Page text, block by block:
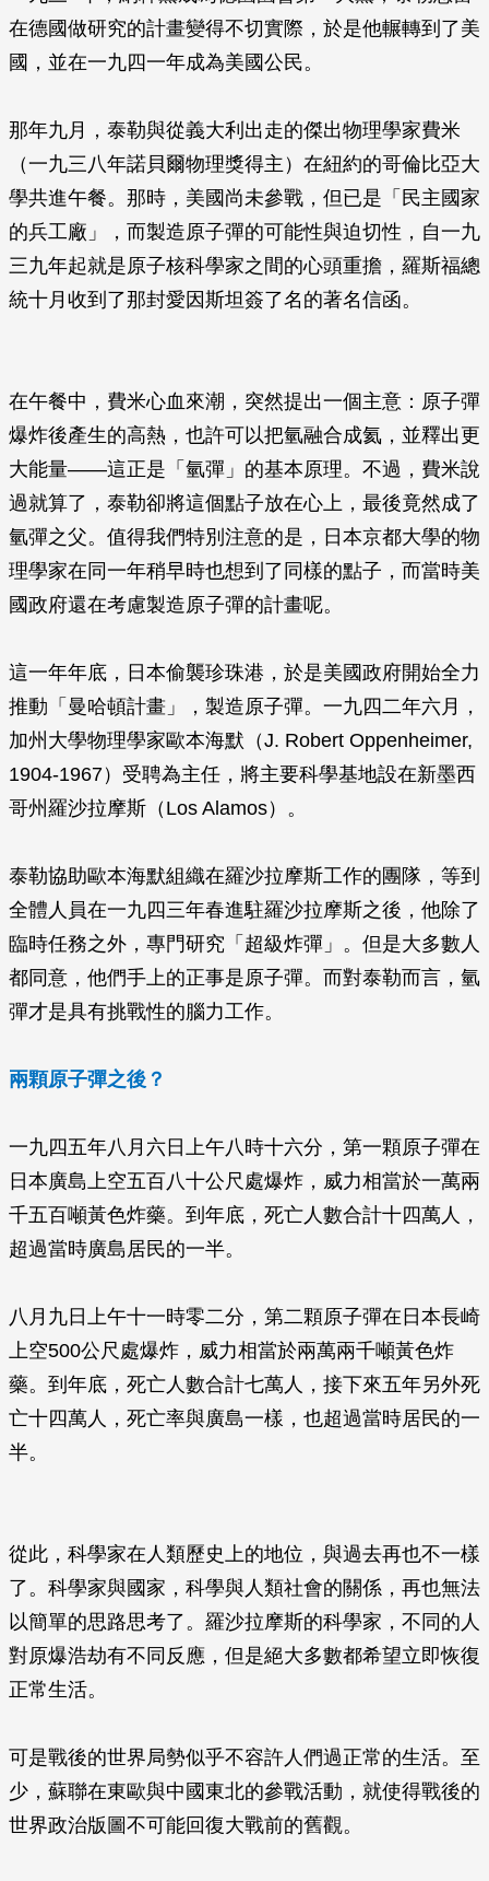
在德國做研究的計畫變得不切實際，於是他輾轉到了美
國，並在一九四一年成為美國公民。
那年九月，泰勒與從義大利出走的傑出物理學家費米
（一九三八年諾貝爾物理獎得主）在紐約的哥倫比亞大
學共進午餐。那時，美國尚未參戰，但已是「民主國家
的兵工廠」，而製造原子彈的可能性與迫切性，自一九
三九年起就是原子核科學家之間的心頭重擔，羅斯福總
統十月收到了那封愛因斯坦簽了名的著名信函。
在午餐中，費米心血來潮，突然提出一個主意：原子彈
爆炸後產生的高熱，也許可以把氫融合成氦，並釋出更
大能量——這正是「氫彈」的基本原理。不過，費米說
過就算了，泰勒卻將這個點子放在心上，最後竟然成了
氫彈之父。值得我們特別注意的是，日本京都大學的物
理學家在同一年稍早時也想到了同樣的點子，而當時美
國政府還在考慮製造原子彈的計畫呢。
這一年年底，日本偷襲珍珠港，於是美國政府開始全力
推動「曼哈頓計畫」，製造原子彈。一九四二年六月，
加州大學物理學家歐本海默（J. Robert Oppenheimer,
1904-1967）受聘為主任，將主要科學基地設在新墨西
哥州羅沙拉摩斯（Los Alamos）。
泰勒協助歐本海默組織在羅沙拉摩斯工作的團隊，等到
全體人員在一九四三年春進駐羅沙拉摩斯之後，他除了
臨時任務之外，專門研究「超級炸彈」。但是大多數人
都同意，他們手上的正事是原子彈。而對泰勒而言，氫
彈才是具有挑戰性的腦力工作。
兩顆原子彈之後？
一九四五年八月六日上午八時十六分，第一顆原子彈在
日本廣島上空五百八十公尺處爆炸，威力相當於一萬兩
千五百噸黃色炸藥。到年底，死亡人數合計十四萬人，
超過當時廣島居民的一半。
八月九日上午十一時零二分，第二顆原子彈在日本長崎
上空500公尺處爆炸，威力相當於兩萬兩千噸黃色炸
藥。到年底，死亡人數合計七萬人，接下來五年另外死
亡十四萬人，死亡率與廣島一樣，也超過當時居民的一
半。
從此，科學家在人類歷史上的地位，與過去再也不一樣
了。科學家與國家，科學與人類社會的關係，再也無法
以簡單的思路思考了。羅沙拉摩斯的科學家，不同的人
對原爆浩劫有不同反應，但是絕大多數都希望立即恢復
正常生活。
可是戰後的世界局勢似乎不容許人們過正常的生活。至
少，蘇聯在東歐與中國東北的參戰活動，就使得戰後的
世界政治版圖不可能回復大戰前的舊觀。